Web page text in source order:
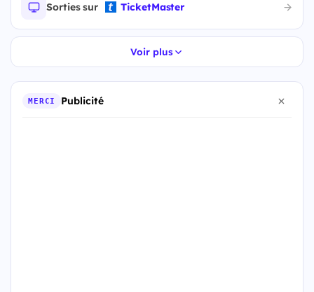
Sorties sur TicketMaster
Voir plus
MERCI Publicité